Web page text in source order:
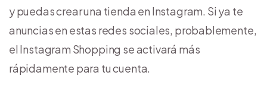
y puedas crear una tienda en Instagram. Si ya te
anuncias en estas redes sociales, probablemente,
el Instagram Shopping se activará más
rápidamente para tu cuenta.